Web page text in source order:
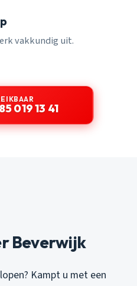
vakkundig uit.
019 13 41
Beverwijk
Kampt u met een